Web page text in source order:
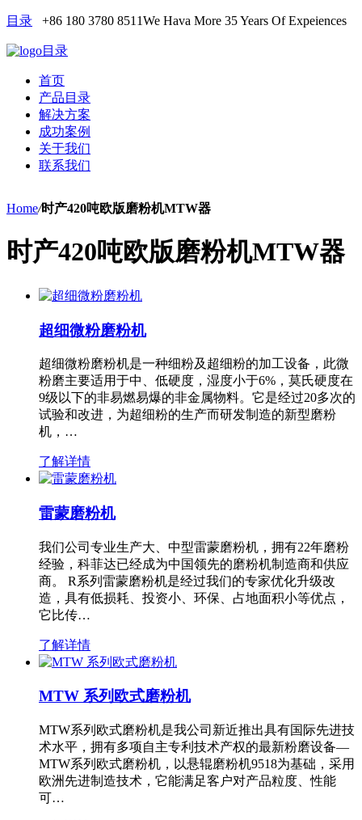
目录 +86 180 3780 8511We Hava More 35 Years Of Expeiences
目录
首页
产品目录
解决方案
成功案例
关于我们
联系我们
Home/时产420吨欧版磨粉机MTW器
时产420吨欧版磨粉机MTW器
超细微粉磨粉机
超细微粉磨粉机是一种细粉及超细粉的加工设备，此微
粉磨主要适用于中、低硬度，湿度小于6%，莫氏硬度在
9级以下的非易燃易爆的非金属物料。它是经过20多次的
试验和改进，为超细粉的生产而研发制造的新型磨粉
机，…
了解详情
雷蒙磨粉机
我们公司专业生产大、中型雷蒙磨粉机，拥有22年磨粉
经验，科菲达已经成为中国领先的磨粉机制造商和供应
商。 R系列雷蒙磨粉机是经过我们的专家优化升级改
造，具有低损耗、投资小、环保、占地面积小等优点，
它比传…
了解详情
MTW 系列欧式磨粉机
MTW系列欧式磨粉机是我公司新近推出具有国际先进技
术水平，拥有多项自主专利技术产权的最新粉磨设备—
MTW系列欧式磨粉机，以悬辊磨粉机9518为基础，采用
欧洲先进制造技术，它能满足客户对产品粒度、性能
可…